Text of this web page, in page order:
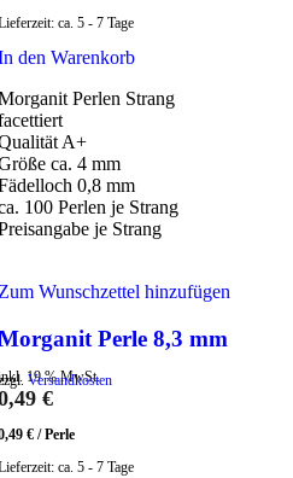
ca. 5 - 7 Tage
den Warenkorb
Perlen Strang
A+
ca. 4 mm
0,8 mm
100 Perlen je Strang
je Strang
Wunschzettel hinzufügen
Perle 8,3 mm
19 % MwSt.
Versandkosten
€
€ /Perle
ca. 5 - 7 Tage